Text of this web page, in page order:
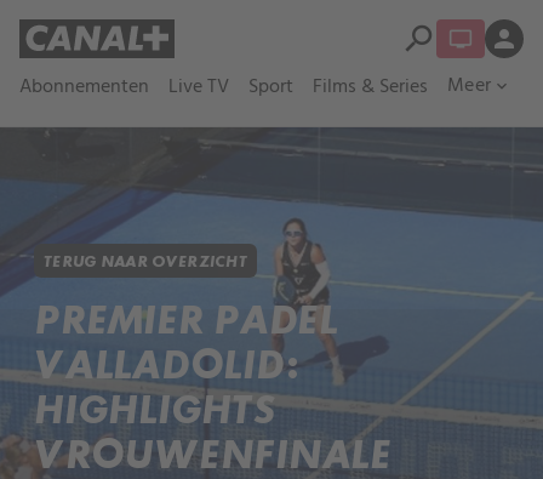
Abonnementen Live TV Sport Films & Series Meer expand_more
search person
TERUG NAAR OVERZICHT
PREMIER PADEL
VALLADOLID:
HIGHLIGHTS
VROUWENFINALE